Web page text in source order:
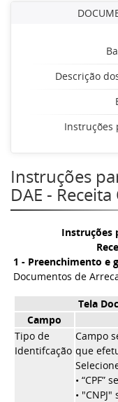
Descrição
Instruções
Instruções
DAE -
Instruções
1 - Preenchimento e
Documentos de
Tela
Campo
Tipo de
Identifcação
Campo
que
• “CPF”
•